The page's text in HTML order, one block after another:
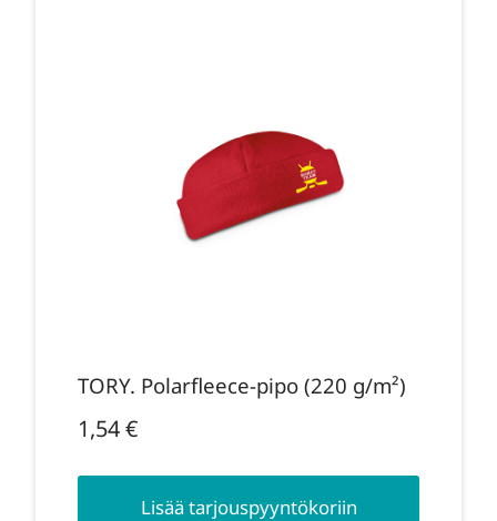
TORY. Polarfleece-pipo (220 g/m²)
1,54€
Lisää tarjouspyyntökoriin